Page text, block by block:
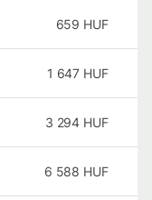
659 HUF
1 647 HUF
3 294 HUF
6 588 HUF